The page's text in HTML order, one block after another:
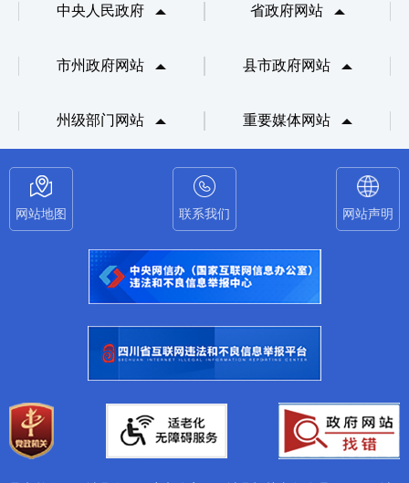
中央人民政府 省政府网站
市州政府网站 县市政府网站
州级部门网站 重要媒体网站
网站地图 联系我们 网站声明